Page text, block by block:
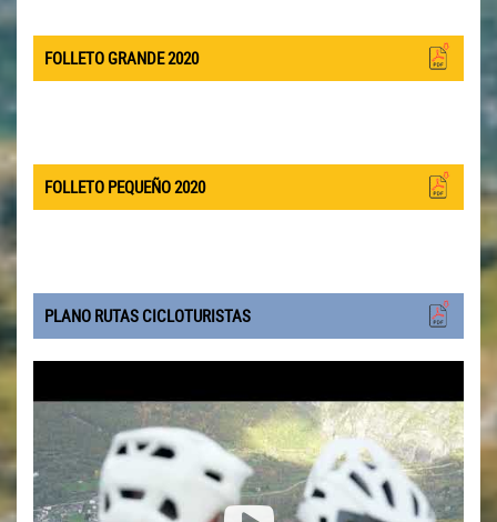
FOLLETO GRANDE 2020
FOLLETO PEQUEÑO 2020
PLANO RUTAS CICLOTURISTAS